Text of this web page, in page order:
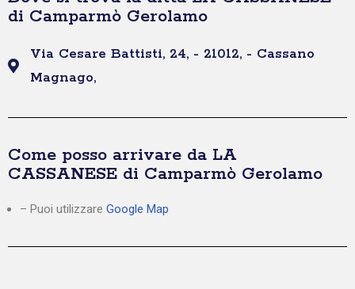
di Camparmò Gerolamo
Via Cesare Battisti, 24, - 21012, - Cassano
Magnago,
Come posso arrivare da LA
CASSANESE di Camparmò Gerolamo
– Puoi utilizzare Google Map